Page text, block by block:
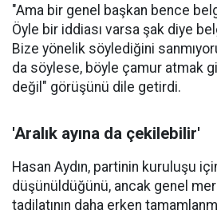
"Ama bir genel başkan bence
Öyle bir iddiası varsa şak diye
Bize yönelik söylediğini
da söylese, böyle çamur atmak
değil" görüşünü dile getirdi.
'Aralık ayına da çekilebilir'
Hasan Aydın, partinin kuruluşu
düşünüldüğünü, ancak genel
tadilatının daha erken